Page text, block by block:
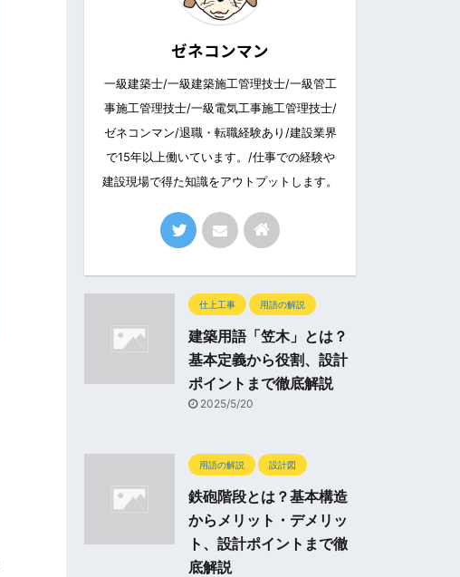
ゼネコンマン
一級建築士/一級建築施工管理技士/一級管工
事施工管理技士/一級電気工事施工管理技士/
ゼネコンマン/退職・転職経験あり/建設業界
で15年以上働いています。/仕事での経験や
建設現場で得た知識をアウトプットします。
仕上工事 用語の解説
建築用語「笠木」とは？
基本定義から役割、設計
ポイントまで徹底解説
2025/5/20
用語の解説 設計図
鉄砲階段とは？基本構造
からメリット・デメリッ
ト、設計ポイントまで徹
底解説